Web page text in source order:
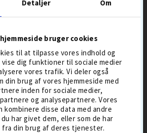
Detaljer Om
bruger cookies
til at tilpasse vores indhold og
dig funktioner til sociale medier
vores trafik. Vi deler også
din brug af vores hjemmeside med
inden for sociale medier,
og analysepartnere. Vores
kombinere disse data med andre
har givet dem, eller som de har
fra din brug af deres tjenester.
W KAY SPORTS
PASSER TIL